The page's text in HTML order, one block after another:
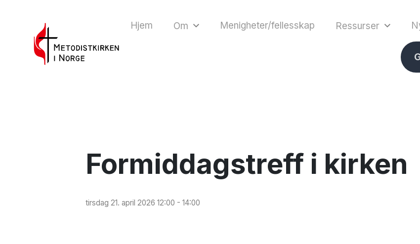
Hjem Om Menigheter/fellesskap Ressurser
Formiddagstreff i kirken
tirsdag 21. april 2026 12:00 - 14:00